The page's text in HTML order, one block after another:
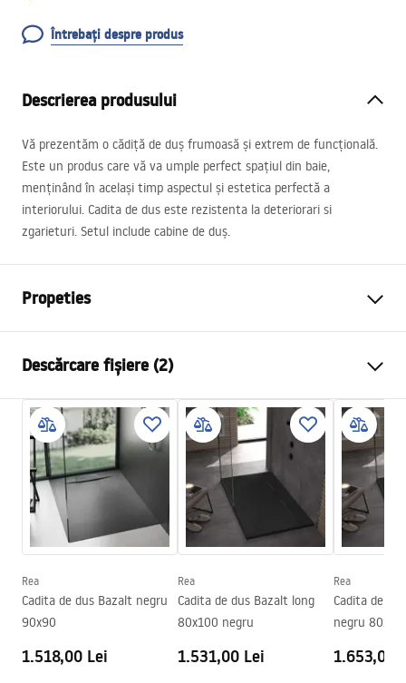
Întrebați despre produs
Descrierea produsului
Vă prezentăm o cădiță de duș frumoasă și extrem de funcțională.
Este un produs care vă va umple perfect spațiul din baie,
menținând în același timp aspectul și estetica perfectă a
interiorului. Cadita de dus este rezistenta la deteriorari si
zgarieturi. Setul include cabine de duș.
Propeties
Material
Lungime
1200mm
Latime
900 mm
Inalime
25mm
Metodă de montaj
De podea, Încastrat
Diametrul scurgerii
90
mm
Decupabil
Da
Sifon inclus in set
Garantie
24 luni
Descărcare fișiere (2)
instructiuni de instalare
manual - RO.pdf
Instrucțiuni de asamblare
Shower tray.pdf
Rea
Cadita de dus Bazalt negru
90x90
1.518,00 Lei
Rea
Cadita de dus Bazalt long
80x100 negru
1.531,00 Lei
Rea
Cadita de
negru
1.653,00